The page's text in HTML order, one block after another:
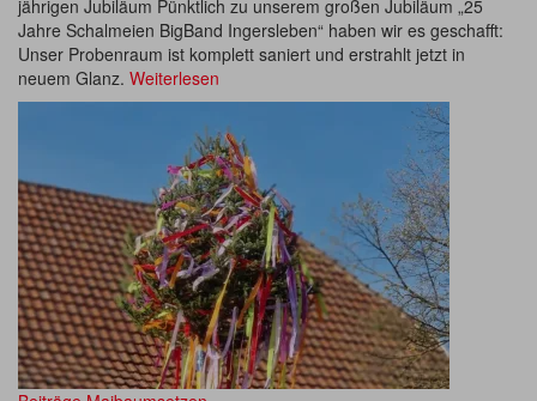
jährigen Jubiläum Pünktlich zu unserem großen Jubiläum „25
Jahre Schalmeien BigBand Ingersleben“ haben wir es geschafft:
Unser Probenraum ist komplett saniert und erstrahlt jetzt in
neuem Glanz. Weiterlesen